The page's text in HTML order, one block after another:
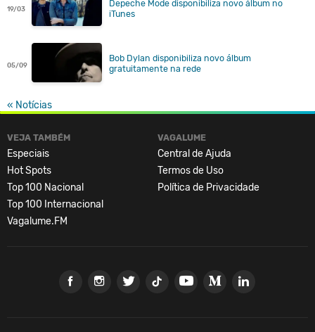
19/03
Depeche Mode disponibiliza novo álbum no
iTunes
05/09
Bob Dylan disponibiliza novo álbum
gratuitamente na rede
« Notícias
VEJA TAMBÉM
Especiais
Hot Spots
Top 100 Nacional
Top 100 Internacional
Vagalume.FM
VAGALUME
Central de Ajuda
Termos de Uso
Política de Privacidade